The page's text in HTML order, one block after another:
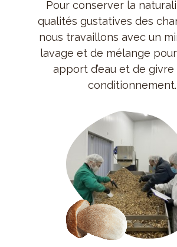
Pour conserver la
qualités gustatives des
nous travaillons avec un
lavage et de mélange
apport d’eau et de
conditionnement.